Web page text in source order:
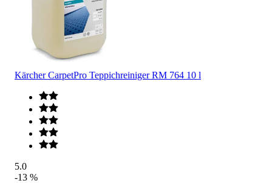
Kärcher CarpetPro Teppichreiniger RM 764 10 l
5.0
-13 %